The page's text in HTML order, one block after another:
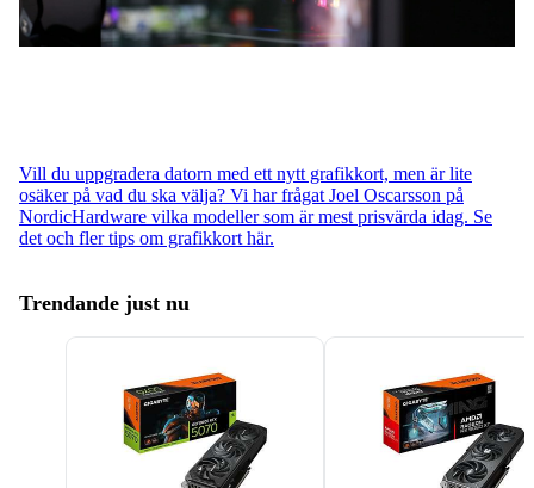
Vill du uppgradera datorn med ett nytt grafikkort, men är lite
osäker på vad du ska välja? Vi har frågat Joel Oscarsson på
NordicHardware vilka modeller som är mest prisvärda idag. Se
det och fler tips om grafikkort här.
Trendande just nu